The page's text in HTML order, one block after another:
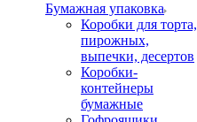
Бумажная упаковка
Коробки для торта,
пирожных,
выпечки, десертов
Коробки-
контейнеры
бумажные